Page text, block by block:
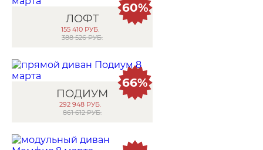
ЛОФТ
155 410 РУБ.
388 526 РУБ.
60%
ПОДИУМ
292 948 РУБ.
861 612 РУБ.
66%